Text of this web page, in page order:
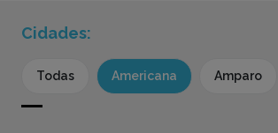
Cidades:
Todas Americana Amparo